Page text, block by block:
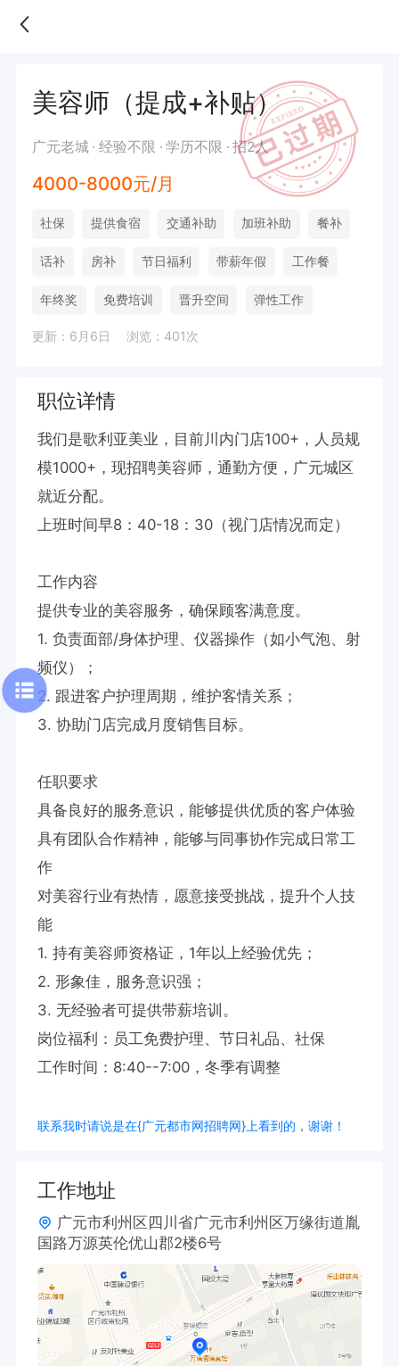
美容师（提成+补贴）
广元老城 经验不限 学历不限 招2人
4000-8000元/月
社保 提供食宿 交通补助 加班补助 餐补
话补 房补 节日福利 带薪年假 工作餐
年终奖 免费培训 晋升空间 弹性工作
更新：6月6日 浏览：401次
职位详情
我们是歌利亚美业，目前川内门店100+，人员规
模1000+，现招聘美容师，通勤方便，广元城区
就近分配。
上班时间早8：40-18：30（视门店情况而定）
工作内容
提供专业的美容服务，确保顾客满意度。
1. 负责面部/身体护理、仪器操作（如小气泡、射
频仪）；
2. 跟进客户护理周期，维护客情关系；
3. 协助门店完成月度销售目标。
任职要求
具备良好的服务意识，能够提供优质的客户体验
具有团队合作精神，能够与同事协作完成日常工
作
对美容行业有热情，愿意接受挑战，提升个人技
能
1. 持有美容师资格证，1年以上经验优先；
2. 形象佳，服务意识强；
3. 无经验者可提供带薪培训。
岗位福利：员工免费护理、节日礼品、社保
工作时间：8:40--7:00，冬季有调整
联系我时请说是在{广元都市网招聘网}上看到的，谢谢！
工作地址
广元市利州区四川省广元市利州区万缘街道胤
国路万源英伦优山郡2楼6号